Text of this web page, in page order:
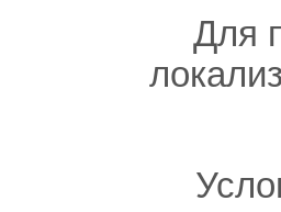
Для